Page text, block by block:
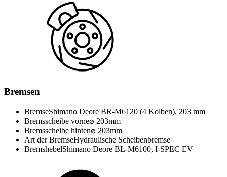
Bremsen
BremseShimano Deore BR-M6120 (4 Kolben), 203 mm
Bremsscheibe vorne⌀ 203mm
Bremsscheibe hinten⌀ 203mm
Art der BremseHydraulische Scheibenbremse
BremshebelShimano Deore BL-M6100, I-SPEC EV